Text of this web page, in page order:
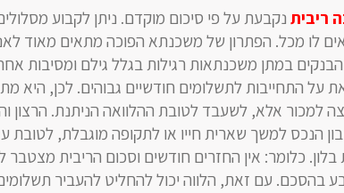
ריביתנקבעת על פי סיכום מוקדם. ניתן לקבוע
לו מכל. הפתרון של משכנתא הפוכה מתאים מאוד
הבנקים במתן משכנתאות רגילות בגלל גילם ומסיבות
על התחייבות לתשלומים חודשיים גבוהים. לכן, היא
למכור אלא, לשעבד לטובת ההלוואה הניתנת. הרצון
הנכס למשך שארית חייו או לתקופה מוגבלת, לטובת
בלון. כלומר: אין החזרים חודשים וסכום הריבית
בהסכם. עם זאת, הלווה יכול להחליט להעביר